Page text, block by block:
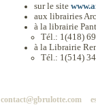
sur le site
aux librairies
à la librairie
Tél.: 1(418)
à la Librairie
Tél.: 1(514)
contact@gbrulotte.com